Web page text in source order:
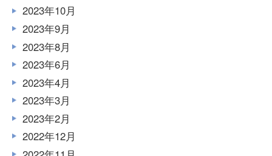
2023年10月
2023年9月
2023年8月
2023年6月
2023年4月
2023年3月
2023年2月
2022年12月